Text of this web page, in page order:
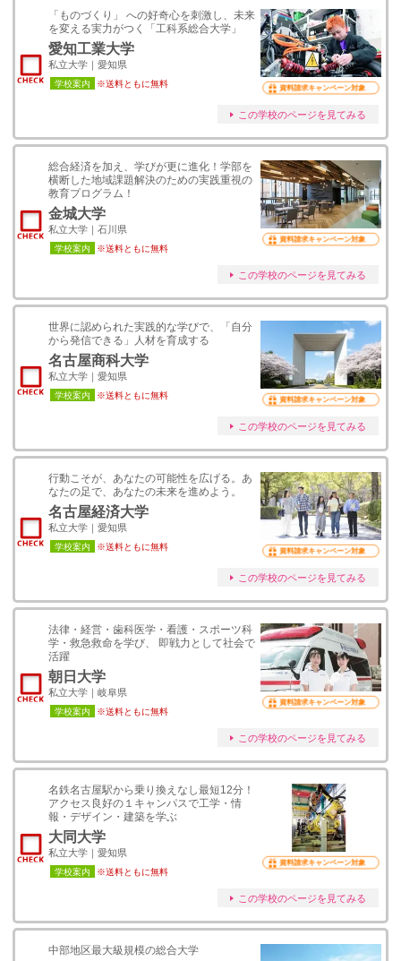
「ものづくり」 への好奇心を刺激し、未来
を変える実力がつく「工科系総合大学」
愛知工業大学
私立大学｜愛知県
学校案内 ※送料ともに無料 資料請求キャンペーン対象
この学校のページを見てみる
総合経済を加え、学びが更に進化！学部を
横断した地域課題解決のための実践重視の
教育プログラム！
金城大学
私立大学｜石川県
学校案内 ※送料ともに無料
資料請求キャンペーン対象
この学校のページを見てみる
世界に認められた実践的な学びで、「自分
から発信できる」人材を育成する
名古屋商科大学
私立大学｜愛知県
学校案内 ※送料ともに無料 資料請求キャンペーン対象
この学校のページを見てみる
行動こそが、あなたの可能性を広げる。あ
なたの足で、あなたの未来を進めよう。
名古屋経済大学
私立大学｜愛知県
学校案内 ※送料ともに無料 資料請求キャンペーン対象
この学校のページを見てみる
法律・経営・歯科医学・看護・スポーツ科
学・救急救命を学び、 即戦力として社会で
活躍
朝日大学
私立大学｜岐阜県
学校案内 ※送料ともに無料
資料請求キャンペーン対象
この学校のページを見てみる
名鉄名古屋駅から乗り換えなし最短12分！
アクセス良好の１キャンパスで工学・情
報・デザイン・建築を学ぶ
大同大学
私立大学｜愛知県
学校案内 ※送料ともに無料
資料請求キャンペーン対象
この学校のページを見てみる
中部地区最大級規模の総合大学